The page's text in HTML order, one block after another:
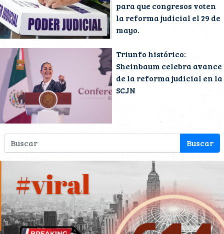
para que congresos voten
la reforma judicial el 29 de
mayo.
Triunfo histórico:
Sheinbaum celebra avance
de la reforma judicial en la
SCJN